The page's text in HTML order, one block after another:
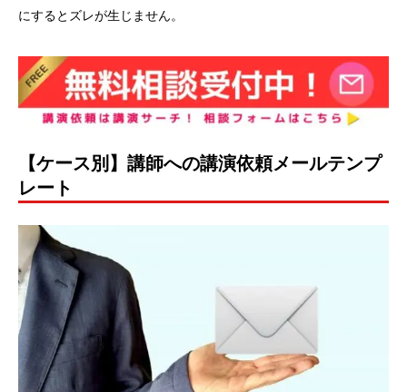
にするとズレが生じません。
【ケース別】講師への講演依頼メールテンプ
レート